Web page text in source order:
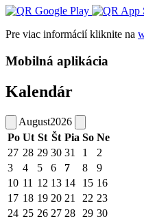
Pre viac informácií kliknite na
Mobilná aplikácia
Kalendár
August2026
Po Ut St Št Pia So Ne
27 28 29 30 31 1
2
3
4 5 6 7 8
9
10 11 12 13 14 15 16
17 18 19 20 21 22 23
24 25 26 27 28 29 30